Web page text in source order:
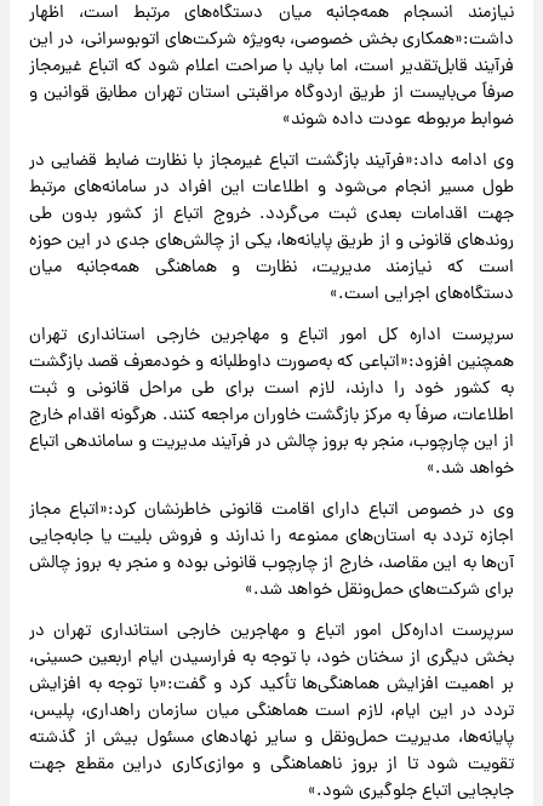
نیازمند انسجام همه‌جانبه میان دستگاه‌های مرتبط است، اظهار
داشت:«همکاری بخش خصوصی، به‌ویژه شرکت‌های اتوبوسرانی، در این
فرآیند قابل‌تقدیر است، اما باید با صراحت اعلام شود که اتباع غیرمجاز
صرفاً می‌بایست از طریق اردوگاه مراقبتی استان تهران مطابق قوانین و
ضوابط مربوطه عودت داده شوند»
وی ادامه داد:«فرآیند بازگشت اتباع غیرمجاز با نظارت ضابط قضایی در
طول مسیر انجام می‌شود و اطلاعات این افراد در سامانه‌های مرتبط
جهت اقدامات بعدی ثبت می‌گردد. خروج اتباع از کشور بدون طی
روندهای قانونی و از طریق پایانه‌ها، یکی از چالش‌های جدی در این حوزه
است که نیازمند مدیریت، نظارت و هماهنگی همه‌جانبه میان
دستگاه‌های اجرایی است.»
سرپرست اداره کل امور اتباع و مهاجرین خارجی استانداری تهران
همچنین افزود:«اتباعی که به‌صورت داوطلبانه و خودمعرف قصد بازگشت
به کشور خود را دارند، لازم است برای طی مراحل قانونی و ثبت
اطلاعات، صرفاً به مرکز بازگشت خاوران مراجعه کنند. هرگونه اقدام خارج
از این چارچوب، منجر به بروز چالش در فرآیند مدیریت و ساماندهی اتباع
خواهد شد.»
وی در خصوص اتباع دارای اقامت قانونی خاطرنشان کرد:«اتباع مجاز
اجازه تردد به استان‌های ممنوعه را ندارند و فروش بلیت یا جابه‌جایی
آن‌ها به این مقاصد، خارج از چارچوب قانونی بوده و منجر به بروز چالش
برای شرکت‌های حمل‌ونقل خواهد شد.»
سرپرست اداره‌کل امور اتباع و مهاجرین خارجی استانداری تهران در
بخش دیگری از سخنان خود، با توجه به فرارسیدن ایام اربعین حسینی،
بر اهمیت افزایش هماهنگی‌ها تأکید کرد و گفت:«با توجه به افزایش
تردد در این ایام، لازم است هماهنگی میان سازمان راهداری، پلیس،
پایانه‌ها، مدیریت حمل‌ونقل و سایر نهادهای مسئول بیش از گذشته
تقویت شود تا از بروز ناهماهنگی و موازی‌کاری دراین مقطع جهت
جابجایی اتباع جلوگیری شود.»